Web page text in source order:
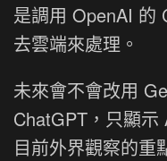
是調用 OpenAI 的
去雲端來處理。
未來會不會改用
ChatGPT，只顯
目前外界觀察的重